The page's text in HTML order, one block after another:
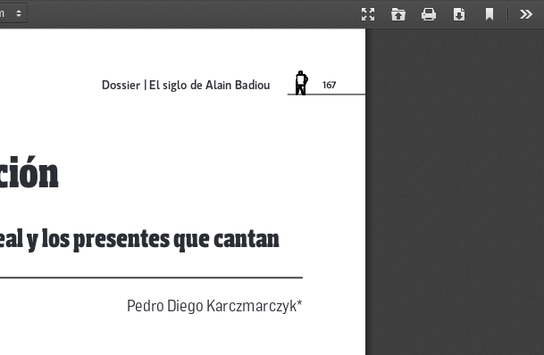
Presentation
Open Print Download
Current
167
Dossier | El siglo de Alain Badiou
y los presentes que cantan
Pedro Diego Karczmarczyk*